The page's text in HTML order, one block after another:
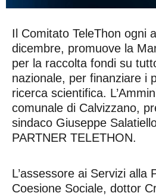
Il Comitato TeleThon ogni
dicembre, promuove la
per la raccolta fondi su
nazionale, per finanziare i
ricerca scientifica.
comunale di Calvizzano,
sindaco Giuseppe
PARTNER TELETHON.
L’assessore ai Servizi alla
Coesione Sociale, dottor